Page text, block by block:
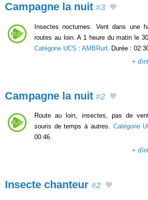
Campagne la nuit #3
Insectes nocturnes. Vent dans une
routes au loin. A 1 heure du matin le
Catégorie UCS : AMBRurl
. Durée :
+
Campagne la nuit #2
Route au loin, insectes, pas de
souris de temps à autres. Catégorie
00:46.
+
Insecte chanteur #2